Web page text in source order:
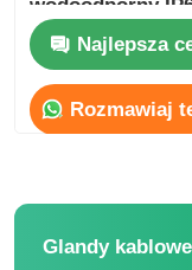
wodoodporny
220V/380V
Najlepsza
Rozmawiaj